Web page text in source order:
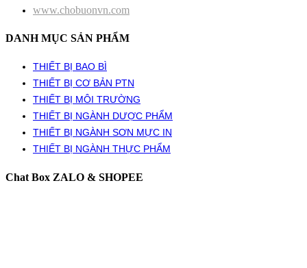
www.chobuonvn.com
DANH MỤC SẢN PHẨM
THIẾT BỊ BAO BÌ
THIẾT BỊ CƠ BẢN PTN
THIẾT BỊ MÔI TRƯỜNG
THIẾT BỊ NGÀNH DƯỢC PHẨM
THIẾT BỊ NGÀNH SƠN MỰC IN
THIẾT BỊ NGÀNH THỰC PHẨM
Chat Box ZALO & SHOPEE